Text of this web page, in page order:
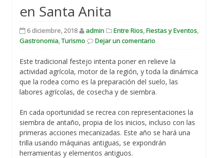
en Santa Anita
6 diciembre, 2018 admin Entre Rios,Fiestas y Eventos,
Gastronomia,Turismo Dejar un comentario
Este tradicional festejo intenta poner en relieve la
actividad agrícola, motor de la región, y toda la dinámica
que la rodea como es la preparación del suelo, las
labores agrícolas, de cosecha y de siembra.
En cada oportunidad se recrea con representaciones la
siembra de antaño, propia de los inicios, incluso con las
primeras acciones mecanizadas. Este año se hará una
trilla usando máquinas antiguas, se expondrán
herramientas y elementos antiguos.